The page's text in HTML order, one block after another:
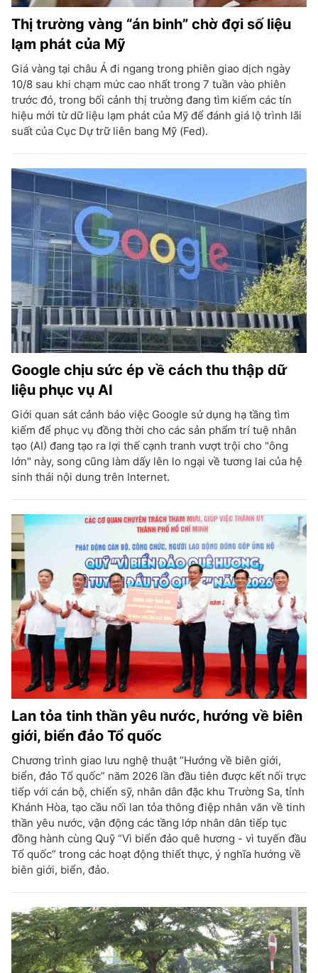
Thị trường vàng “án binh” chờ đợi số liệu
lạm phát của Mỹ
Giá vàng tại châu Á đi ngang trong phiên giao dịch ngày
10/8 sau khi chạm mức cao nhất trong 7 tuần vào phiên
trước đó, trong bối cảnh thị trường đang tìm kiếm các tín
hiệu mới từ dữ liệu lạm phát của Mỹ để đánh giá lộ trình lãi
suất của Cục Dự trữ liên bang Mỹ (Fed).
Google chịu sức ép về cách thu thập dữ
liệu phục vụ AI
Giới quan sát cảnh báo việc Google sử dụng hạ tầng tìm
kiếm để phục vụ đồng thời cho các sản phẩm trí tuệ nhân
tạo (AI) đang tạo ra lợi thế cạnh tranh vượt trội cho "ông
lớn" này, song cũng làm dấy lên lo ngại về tương lai của hệ
sinh thái nội dung trên Internet.
Lan tỏa tinh thần yêu nước, hướng về biên
giới, biển đảo Tổ quốc
Chương trình giao lưu nghệ thuật “Hướng về biên giới,
biển, đảo Tổ quốc” năm 2026 lần đầu tiên được kết nối trực
tiếp với cán bộ, chiến sỹ, nhân dân đặc khu Trường Sa, tỉnh
Khánh Hòa, tạo cầu nối lan tỏa thông điệp nhân văn về tinh
thần yêu nước, vận động các tầng lớp nhân dân tiếp tục
đồng hành cùng Quỹ “Vì biển đảo quê hương - vì tuyến đầu
Tổ quốc” trong các hoạt động thiết thực, ý nghĩa hướng về
biên giới, biển, đảo.